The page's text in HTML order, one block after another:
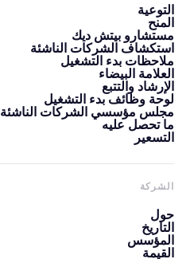
التوعية
المنح
مستشارو بيتش ديك
استكشاف الشركات الناشئة
ملاحظات بدء التشغيل
العلامة البيضاء
الإرشاد والتتبع
لوحة وظائف بدء التشغيل
مجلس مؤسسي الشركات الناشئة
ما تحصل عليه
التسعير
الشركة
حول
التاريخ
المؤسس
القيمة